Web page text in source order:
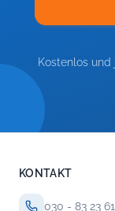
Kostenlos
KONTAKT
030 - 83 23